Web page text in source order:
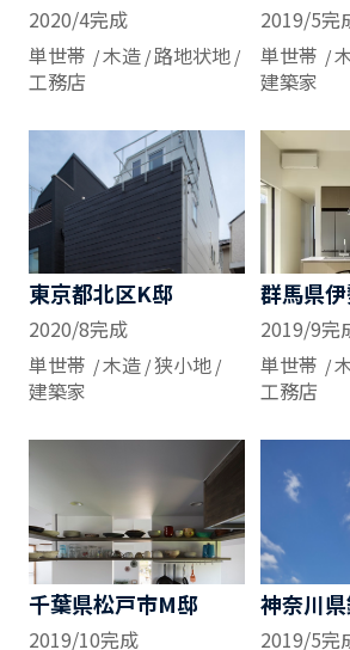
2020/4完成
単世帯
木造 路地状地
工務店
2019/5完
単世帯
建築家
東京都北区K邸
2020/8完成
単世帯
木造 狭小地
建築家
群馬県
2019/9完
単世帯
工務店
千葉県松戸市M邸
2019/10完成
神奈川
2019/5完